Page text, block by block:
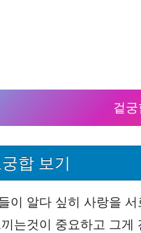
겉
합 보기
이 알다 싶히 사랑을
는것이 중요하고 그